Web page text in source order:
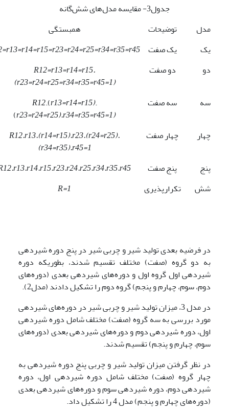
جدول3- مقایسه مدل‌های شش‌گانه
مدل
توضیحات
همبستگی
یک
یک صفت
دو
دو صفت
R12=r13=r14=r15.
(r23=r24=r25=r34=r35=r45=1)
سه
سه صفت R12.(r13=r14=r15).
(r23=r24=r25).r34=r35=r45=1)
چهار
چهار صفت
R12.r13.(r14=r15).r23.(r24=r25).
(r34=r35).r45=1
پنج
پنج صفت
شش
تکرارپذیری R=1
در فرضیه بعدی تولید شیر و چربی شیر در پنج دوره شیردهی
به دو گروه (صفت) مختلف تقسیم شدند، بطوریکه دوره
شیردهی اول گروه اول و دوره‌های شیردهی بعدی (دوره‌های
دوم، سوم، چهارم و پنجم) گروه دوم را تشکیل دادند (مدل2).
در مدل 3، میزان تولید شیر و چربی شیر در دوره‌های شیردهی
مورد بررسی به سه گروه (صفت) مختلف شامل دوره شیردهی
اول، دوره شیردهی دوم و دوره‌های شیردهی بعدی (دوره‌های
سوم، چهارم و پنجم) تقسیم شدند.
در نظر گرفتن میزان تولید شیر و چربی پنج دوره شیردهی به
چهار گروه (صفت) مختلف شامل دوره شیردهی اول، دوره
شیردهی دوم، دوره شیردهی سوم و دوره‌های شیردهی بعدی
(دوره‌های چهارم و پنجم) مدل 4 را تشکیل داد.